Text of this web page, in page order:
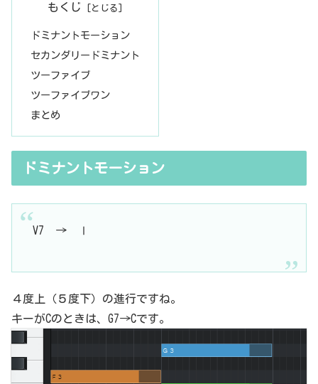
もくじ
ドミナントモーション
セカンダリードミナント
ツーファイブ
ツーファイブワン
まとめ
ドミナントモーション
V7 → Ⅰ
４度上（５度下）の進行ですね。
キーがCのときは、G7→Cです。